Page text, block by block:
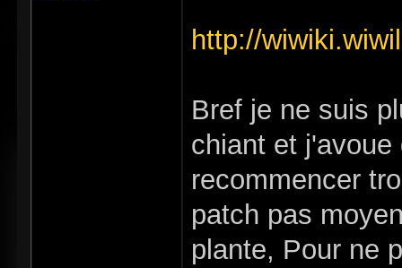
http://
Bref je ne suis
chiant et
recommencer
patch pas
plante, Pour ne